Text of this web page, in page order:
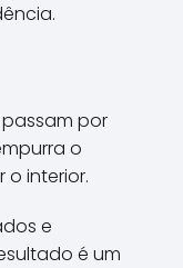
por
o
interior.
e
é um